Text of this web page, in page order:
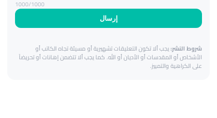
إرسال
1000/1000
شروط النشر:يجب ألا تكون التعليقات تشهيرية أو مسيئة تجاه الكاتب أو
الأشخاص أو المقدسات أو الأديان أو الله. كما يجب ألا تتضمن إهانات أو تحريضاً
على الكراهية والتمييز.